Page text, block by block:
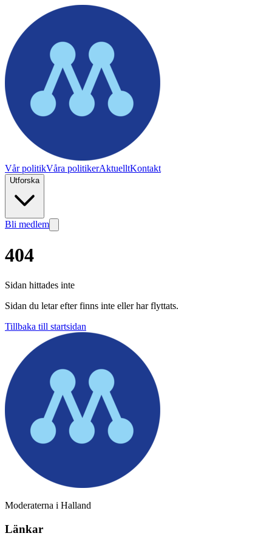
Vår politikVåra politikerAktuelltKontakt
Utforska
Bli medlem
404
Sidan hittades inte
Sidan du letar efter finns inte eller har flyttats.
Tillbaka till startsidan
Moderaterna i Halland
Länkar